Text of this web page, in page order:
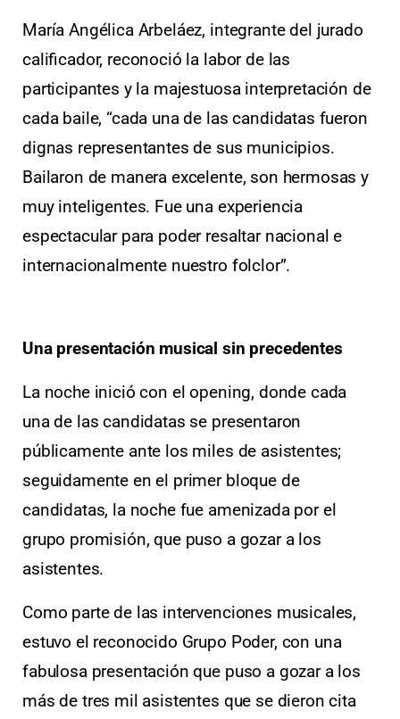
María Angélica Arbeláez, integrante del jurado
calificador, reconoció la labor de las
participantes y la majestuosa interpretación de
cada baile, “cada una de las candidatas fueron
dignas representantes de sus municipios.
Bailaron de manera excelente, son hermosas y
muy inteligentes. Fue una experiencia
espectacular para poder resaltar nacional e
internacionalmente nuestro folclor”.
Una presentación musical sin precedentes
La noche inició con el opening, donde cada
una de las candidatas se presentaron
públicamente ante los miles de asistentes;
seguidamente en el primer bloque de
candidatas, la noche fue amenizada por el
grupo promisión, que puso a gozar a los
asistentes.
Como parte de las intervenciones musicales,
estuvo el reconocido Grupo Poder, con una
fabulosa presentación que puso a gozar a los
más de tres mil asistentes que se dieron cita